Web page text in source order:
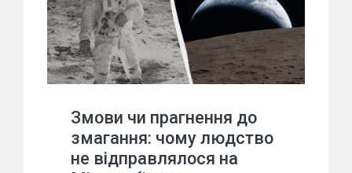
Змови чи прагнення до
змагання: чому людство
не відправлялося на